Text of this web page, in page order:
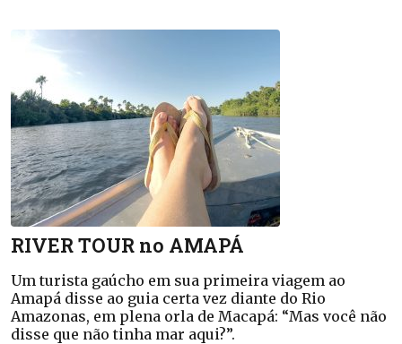
RIVER TOUR no AMAPÁ
Um turista gaúcho em sua primeira viagem ao
Amapá disse ao guia certa vez diante do Rio
Amazonas, em plena orla de Macapá: “Mas você não
disse que não tinha mar aqui?”.